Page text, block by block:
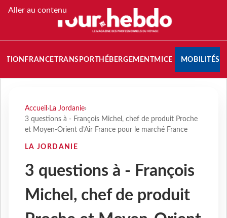
Aller au contenu
FRANCETRANSPORT HÉBERGEMENTMICE MOBILITÉS
Accueil › La Jordanie›
3 questions à - François Michel, chef de produit Proche
et Moyen-Orient d’Air France pour le marché France
LA JORDANIE
3 questions à - François
Michel, chef de produit